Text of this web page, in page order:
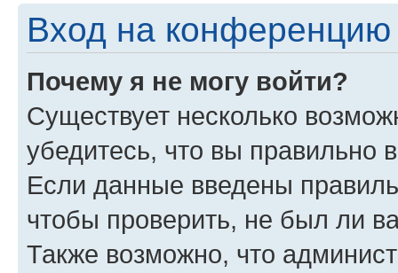
Вход на конференцию
Почему я не могу войти?
Существует несколько
убедитесь, что вы правильно
Если данные введены
чтобы проверить, не был ли
Также возможно, что